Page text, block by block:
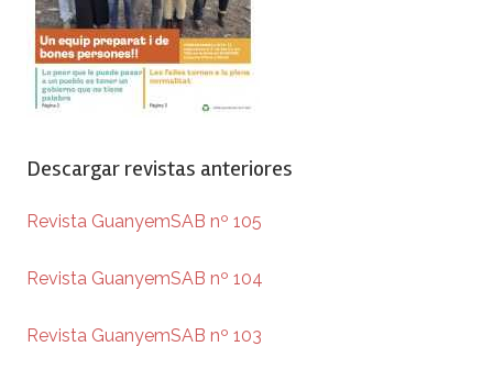
Descargar revistas anteriores
Revista GuanyemSAB nº 105
Revista GuanyemSAB nº 104
Revista GuanyemSAB nº 103